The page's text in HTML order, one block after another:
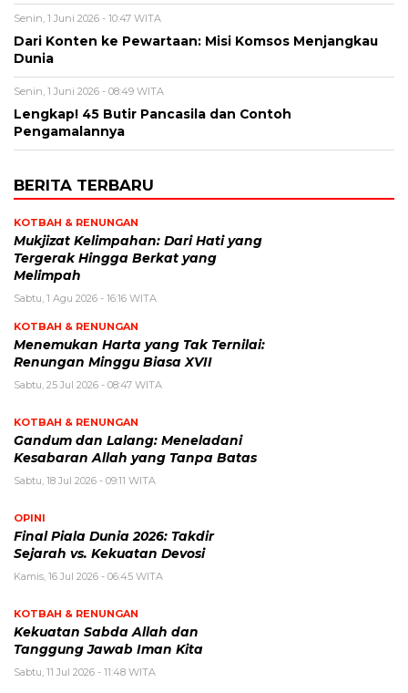
Senin, 1 Juni 2026 - 10:47 WITA
Dari Konten ke Pewartaan: Misi Komsos Menjangkau
Dunia
Senin, 1 Juni 2026 - 08:49 WITA
Lengkap! 45 Butir Pancasila dan Contoh
Pengamalannya
BERITA TERBARU
KOTBAH & RENUNGAN
Mukjizat Kelimpahan: Dari Hati yang
Tergerak Hingga Berkat yang
Melimpah
Sabtu, 1 Agu 2026 - 16:16 WITA
KOTBAH & RENUNGAN
Menemukan Harta yang Tak Ternilai:
Renungan Minggu Biasa XVII
Sabtu, 25 Jul 2026 - 08:47 WITA
KOTBAH & RENUNGAN
Gandum dan Lalang: Meneladani
Kesabaran Allah yang Tanpa Batas
Sabtu, 18 Jul 2026 - 09:11 WITA
OPINI
Final Piala Dunia 2026: Takdir
Sejarah vs. Kekuatan Devosi
Kamis, 16 Jul 2026 - 06:45 WITA
KOTBAH & RENUNGAN
Kekuatan Sabda Allah dan
Tanggung Jawab Iman Kita
Sabtu, 11 Jul 2026 - 11:48 WITA